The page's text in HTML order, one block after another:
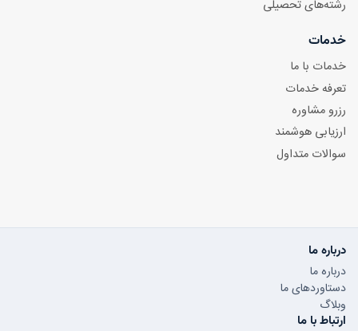
رشته‌های تحصیلی
خدمات
خدمات با ما
تعرفه خدمات
رزرو مشاوره
ارزیابی هوشمند
سوالات متداول
درباره ما
درباره ما
دستاوردهای ما
وبلاگ
ارتباط با ما